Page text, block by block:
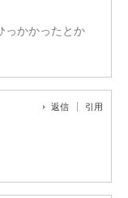
っかかったとか
返信 引用